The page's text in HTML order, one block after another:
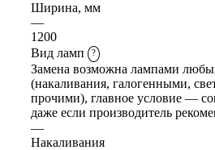
Ширина, мм
—
1200
Вид ламп
?
Замена возможна лампами
(накаливания, галогенными,
прочими), главное условие —
даже если производитель
—
Накаливания